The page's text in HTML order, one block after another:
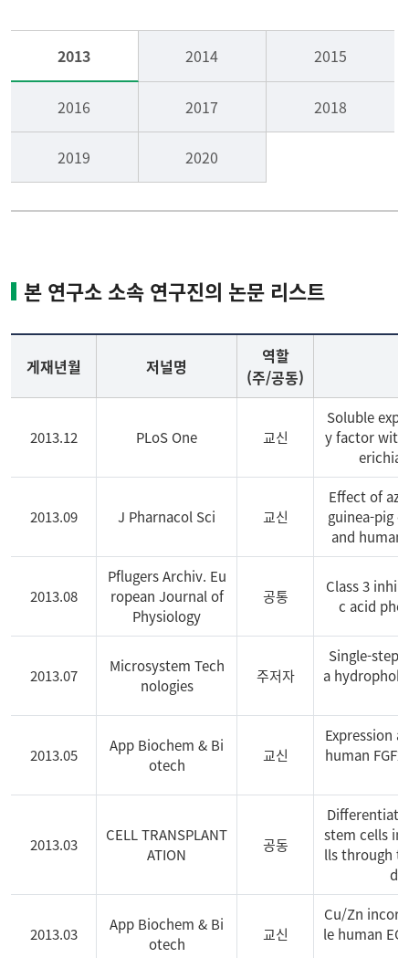
연구분야
정보마당
연구비수주
2013 2014 2015
2016 2017 2018
2019 2020
본 연구소 소속 연구진의 논문 리스트
게재년월 저널명
역할
(주/공동)
2013.12 PLoS One 교신
Soluble
y factor with
erichia
2013.09 J Pharnacol Sci 교신
Effect of
guinea-pig
and human
2013.08
Pflugers Archiv. Eu
ropean Journal of
Physiology
공통
Class 3
c acid
2013.07
Microsystem Tech
nologies
주저자
Single-step
a
2013.05
App Biochem & Bi
otech
교신
Expression
human
2013.03
CELL TRANSPLANT
ATION
공동
stem cells
lls through
2013.03
App Biochem & Bi
otech
교신
Cu/Zn
le human